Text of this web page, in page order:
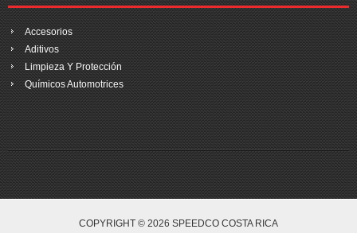
Accesorios
Aditivos
Limpieza Y Protección
Químicos Automotrices
COPYRIGHT © 2026 SPEEDCO COSTA RICA